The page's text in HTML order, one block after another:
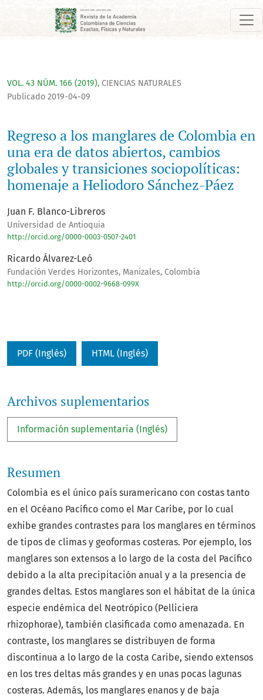
Regreso a los manglares de Colombia en una era de datos
VOL. 43 NÚM. 166 (2019), CIENCIAS NATURALES
Regreso a los manglares de Colombia en
una era de datos abiertos, cambios
globales y transiciones sociopolíticas:
homenaje a Heliodoro Sánchez-Páez
Publicado 2019-04-09
Juan F. Blanco-Libreros
Universidad de Antioquia
http://orcid.org/0000-0003-0507-2401
Ricardo Álvarez-Leó
Fundación Verdes Horizontes, Manizales, Colombia
http://orcid.org/0000-0002-9668-099X
PDF (Inglés) HTML (Inglés)
Archivos suplementarios
Información suplementaria (Inglés)
Resumen
Colombia es el único país suramericano con costas tanto
en el Océano Pacífico como el Mar Caribe, por lo cual
exhibe grandes contrastes para los manglares en términos
de tipos de climas y geoformas costeras. Por ejemplo, los
manglares son extensos a lo largo de la costa del Pacífico
debido a la alta precipitación anual y a la presencia de
grandes deltas. Estos manglares son el hábitat de la única
especie endémica del Neotrópico (Pelliciera
rhizophorae), también clasificada como amenazada. En
contraste, los manglares se distribuyen de forma
discontinua a lo largo de la costa Caribe, siendo extensos
en los tres deltas más grandes y en unas pocas lagunas
costeras. Además, los manglares enanos y de baja